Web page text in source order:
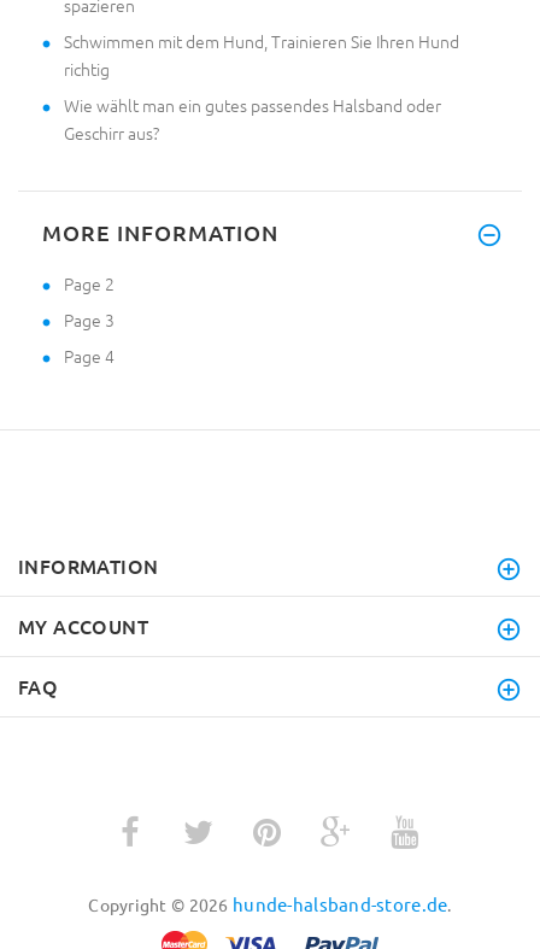
Schwimmen mit dem Hund, Trainieren Sie Ihren Hund
richtig
Wie wählt man ein gutes passendes Halsband oder
Geschirr aus?
MORE INFORMATION
Page 2
Page 3
Page 4
INFORMATION
MY ACCOUNT
FAQ
Copyright © 2026 hunde-halsband-store.de.